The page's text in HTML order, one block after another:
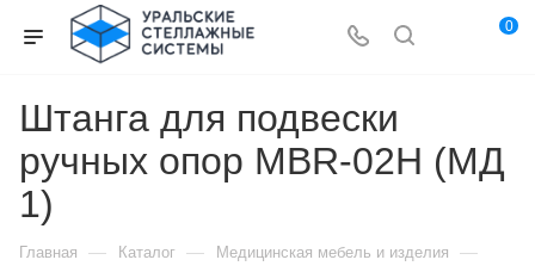
0
Штанга для подвески
ручных опор MBR-02Н (МД
1)
Главная — Каталог — Медицинская мебель и изделия —